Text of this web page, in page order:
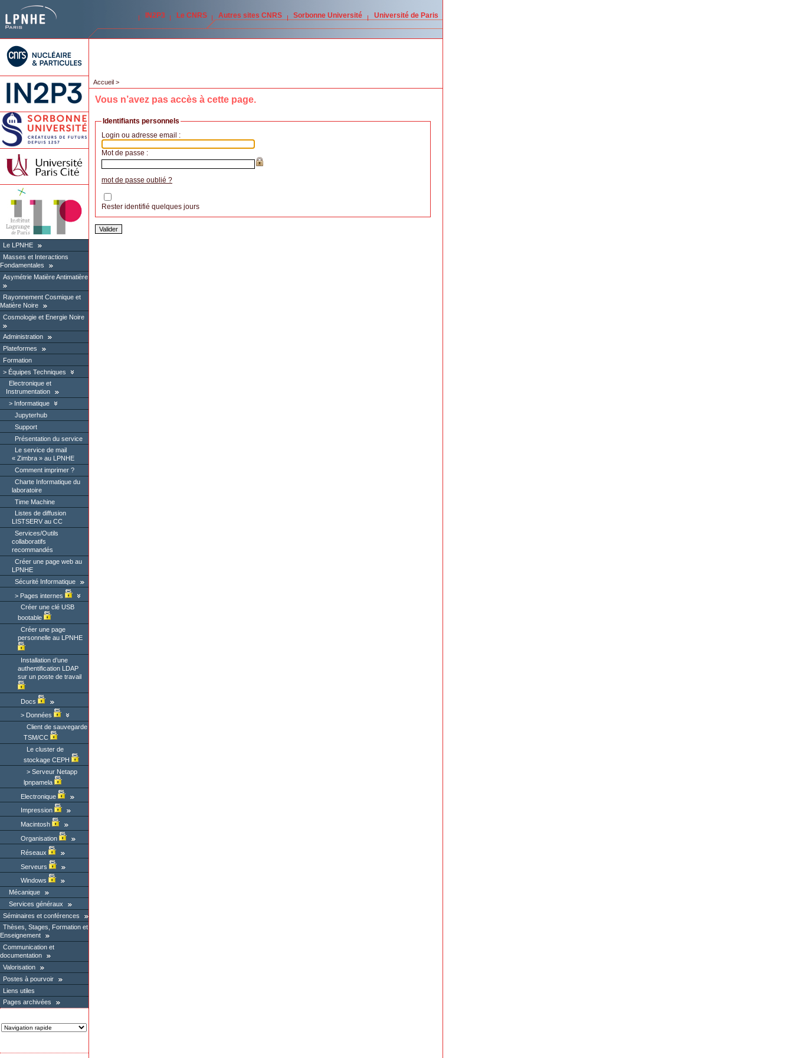
IN2P3 Le CNRS Autres sites CNRS Sorbonne Université Université de Paris
Le LPNHE
Masses et Interactions
Fondamentales
Asymétrie Matière Antimatière
Rayonnement Cosmique et
Matière Noire
Cosmologie et Energie Noire
Administration
Plateformes
Formation
Équipes Techniques
Electronique et
Instrumentation
Informatique
Jupyterhub
Support
Présentation du service
Le service de mail
« Zimbra » au LPNHE
Comment imprimer ?
Charte Informatique du
laboratoire
Time Machine
Listes de diffusion
LISTSERV au CC
Services/Outils
collaboratifs
recommandés
Créer une page web au
LPNHE
Sécurité Informatique
Pages internes
Créer une clé USB
bootable
Créer une page
personnelle au LPNHE
Installation d’une
authentification LDAP
sur un poste de travail
Docs
Données
Client de sauvegarde
TSM/CC
Le cluster de
stockage CEPH
Serveur Netapp
lpnpamela
Electronique
Impression
Macintosh
Organisation
Réseaux
Serveurs
Windows
Mécanique
Services généraux
Séminaires et conférences
Thèses, Stages, Formation et
Enseignement
Communication et
documentation
Valorisation
Postes à pourvoir
Liens utiles
Pages archivées
Accueil >
Vous n’avez pas accès à cette page.
Identifiants personnels
Login ou adresse email :
Mot de passe :
mot de passe oublié ?
Rester identifié quelques jours